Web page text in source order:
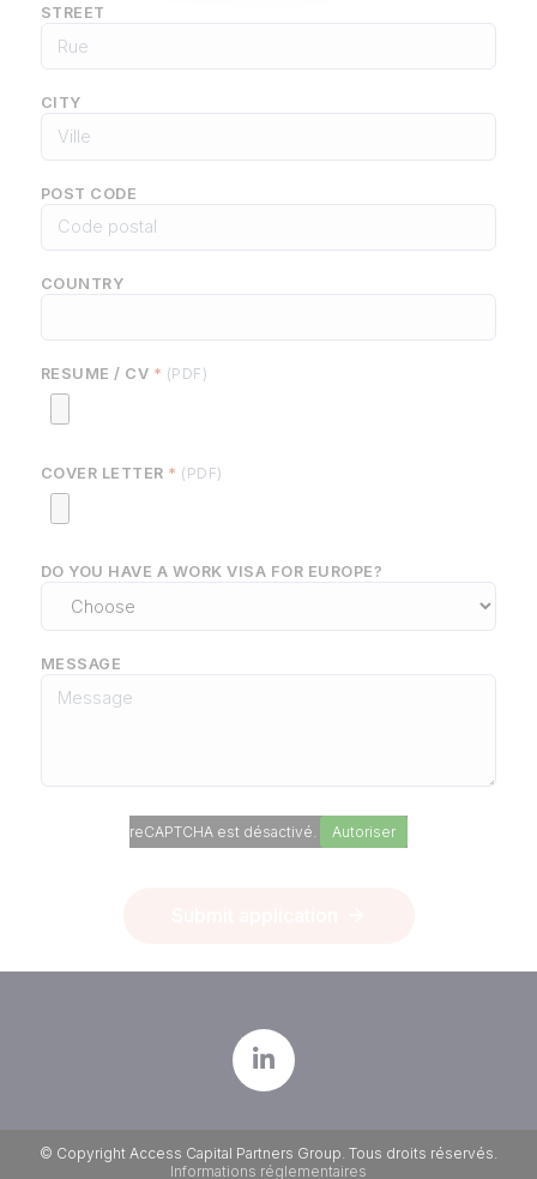
STREET
CITY
POST CODE
COUNTRY
RESUME / CV * (PDF)
COVER LETTER * (PDF)
DO YOU HAVE A WORK VISA FOR EUROPE?
MESSAGE
reCAPTCHA est désactivé. Autoriser
© Copyright Access Capital Partners Group. Tous droits réservés.
Informations réglementaires